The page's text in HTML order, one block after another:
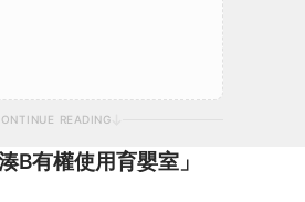
READING
B有權使用育嬰室」